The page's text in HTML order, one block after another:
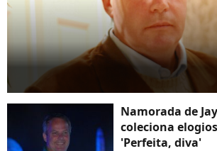
Namorada de
coleciona
'Perfeita, diva'